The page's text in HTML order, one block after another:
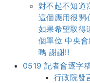
對不起不知道
這個應用很開
如果希望取得
個單位 中央
嗎 謝謝!!
0519 記者會逐字
行政院發